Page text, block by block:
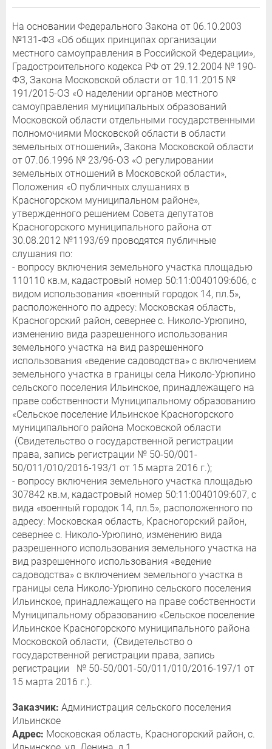
На основании Федерального Закона от 06.10.2003
№131-ФЗ «Об общих принципах организации
местного самоуправления в Российской Федерации»,
Градостроительного кодекса РФ от 29.12.2004 № 190-
ФЗ, Закона Московской области от 10.11.2015 №
191/2015-ОЗ «О наделении органов местного
самоуправления муниципальных образований
Московской области отдельными государственными
полномочиями Московской области в области
земельных отношений», Закона Московской области
от 07.06.1996 № 23/96-ОЗ «О регулировании
земельных отношений в Московской области»,
Положения «О публичных слушаниях в
Красногорском муниципальном районе»,
утвержденного решением Совета депутатов
Красногорского муниципального района от
30.08.2012 №1193/69 проводятся публичные
слушания по:
- вопросу включения земельного участка площадью
110110 кв.м, кадастровый номер 50:11:0040109:606, с
видом использования «военный городок 14, пл.5»,
расположенного по адресу: Московская область,
Красногорский район, севернее с. Николо-Урюпино,
изменению вида разрешенного использования
земельного участка на вид разрешенного
использования «ведение садоводства» с включением
земельного участка в границы села Николо-Урюпино
сельского поселения Ильинское, принадлежащего на
праве собственности Муниципальному образованию
«Сельское поселение Ильинское Красногорского
муниципального района Московской области
(Свидетельство о государственной регистрации
права, запись регистрации № 50-50/001-
50/011/010/2016-193/1 от 15 марта 2016 г.);
- вопросу включения земельного участка площадью
307842 кв.м, кадастровый номер 50:11:0040109:607, с
вида «военный городок 14, пл.5», расположенного по
адресу: Московская область, Красногорский район,
севернее с. Николо-Урюпино, изменению вида
разрешенного использования земельного участка на
вид разрешенного использования «ведение
садоводства» с включением земельного участка в
границы села Николо-Урюпино сельского поселения
Ильинское, принадлежащего на праве собственности
Муниципальному образованию «Сельское поселение
Ильинское Красногорского муниципального района
Московской области, (Свидетельство о
государственной регистрации права, запись
регистрации № 50-50/001-50/011/010/2016-197/1 от
15 марта 2016 г.).
Заказчик: Администрация сельского поселения
Ильинское
Адрес: Московская область, Красногорский район, с.